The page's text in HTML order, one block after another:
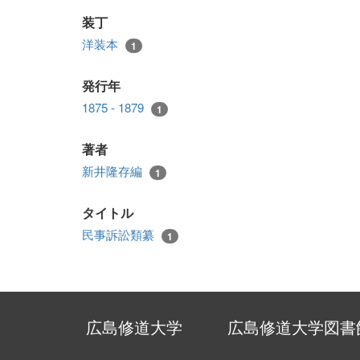
装丁
洋装本 1
発行年
1875 - 1879 1
著者
新井隆存編 1
タイトル
民事訴訟類纂 1
広島修道大学 広島修道大学図